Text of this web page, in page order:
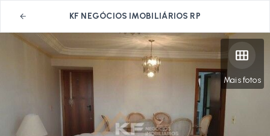
KF NEGÓCIOS IMOBILIÁRIOS RP
Mais fotos